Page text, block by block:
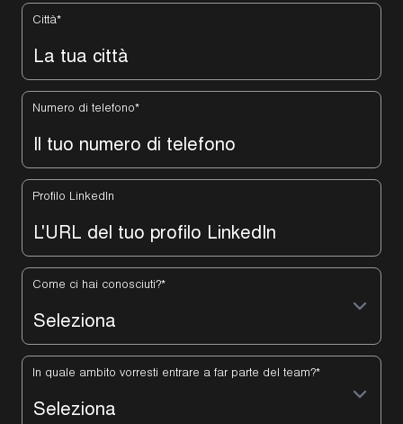
Città*
Numero di telefono*
Profilo LinkedIn
Come ci hai conosciuti?*
In quale ambito vorresti entrare a far parte del team?*